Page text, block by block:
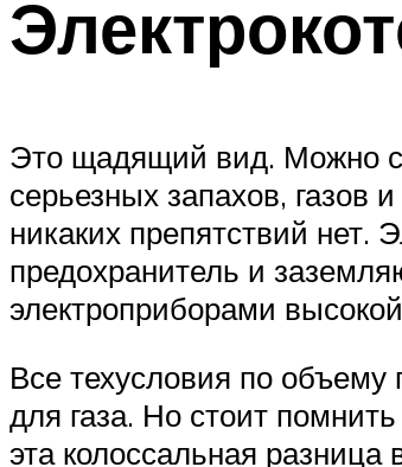
Это щадящий вид. Можно
серьезных запахов, газов
никаких препятствий нет.
предохранитель и
электроприборами
Все техусловия по объему
для газа. Но стоит
эта колоссальная